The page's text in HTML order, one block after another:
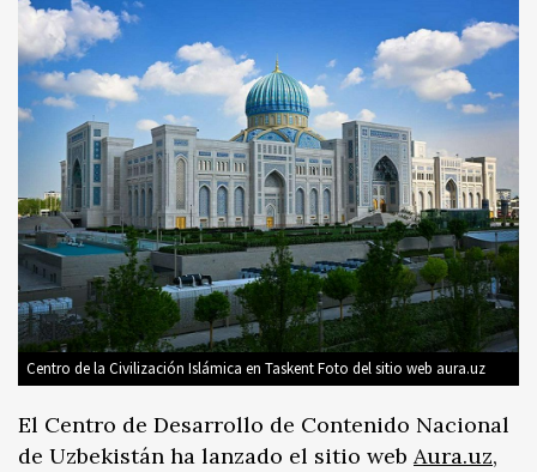
Centro de la Civilización Islámica en Taskent Foto del sitio web aura.uz
El Centro de Desarrollo de Contenido Nacional
de Uzbekistán ha lanzado el sitio web Aura.uz,